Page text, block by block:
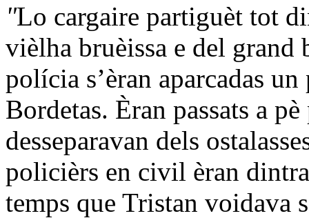
"Lo cargaire partiguèt tot
vièlha bruèissa e del grand
polícia s’èran aparcadas
Bordetas. Èran passats a
desseparavan dels
policièrs en civil èran
temps que Tristan voidava